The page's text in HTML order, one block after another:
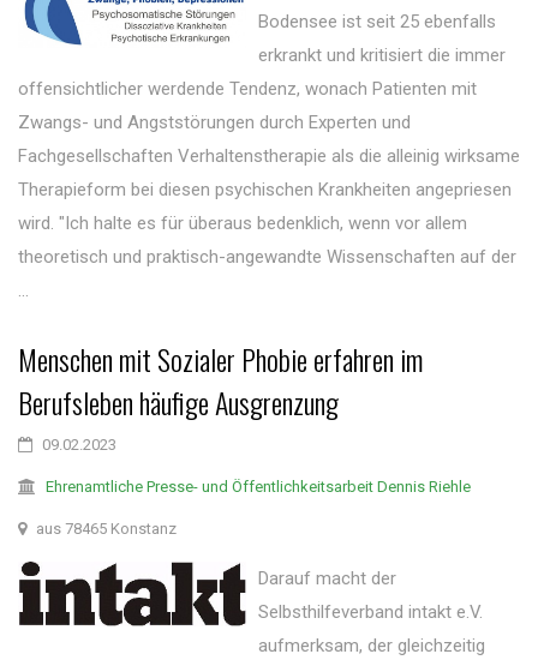
Bodensee ist seit 25 ebenfalls
erkrankt und kritisiert die immer
offensichtlicher werdende Tendenz, wonach Patienten mit
Zwangs- und Angststörungen durch Experten und
Fachgesellschaften Verhaltenstherapie als die alleinig wirksame
Therapieform bei diesen psychischen Krankheiten angepriesen
wird. "Ich halte es für überaus bedenklich, wenn vor allem
theoretisch und praktisch-angewandte Wissenschaften auf der
...
Menschen mit Sozialer Phobie erfahren im
Berufsleben häufige Ausgrenzung
09.02.2023
Ehrenamtliche Presse- und Öffentlichkeitsarbeit Dennis Riehle
aus 78465 Konstanz
Darauf macht der
Selbsthilfeverband intakt e.V.
aufmerksam, der gleichzeitig